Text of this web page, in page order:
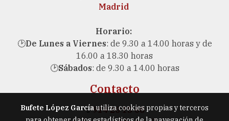
Madrid
Horario:
🕑De Lunes a Viernes: de 9.30 a 14.00 horas y de
16.00 a 18.30 horas
🕑Sábados: de 9.30 a 14.00 horas
Contacto
📱914 20 15 68
Bufete López Garcíautiliza cookies propias y terceros